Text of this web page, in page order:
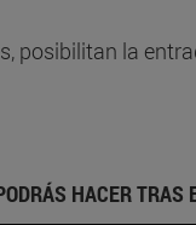
posibilitan la
HACER TRAS